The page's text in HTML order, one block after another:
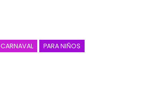
CARNAVAL PARA NIÑOS